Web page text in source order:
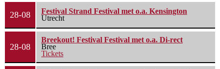
28-08
Festival Strand Festival met o.a. Kensington
Utrecht
28-08
Breekout! Festival Festival met o.a. Di-rect
Bree
Tickets